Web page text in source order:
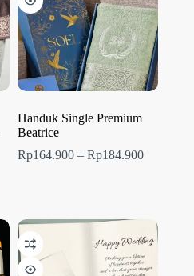
hingga
Handuk Single Premium
Beatrice
Rp164.900 – Rp184.900Rentang